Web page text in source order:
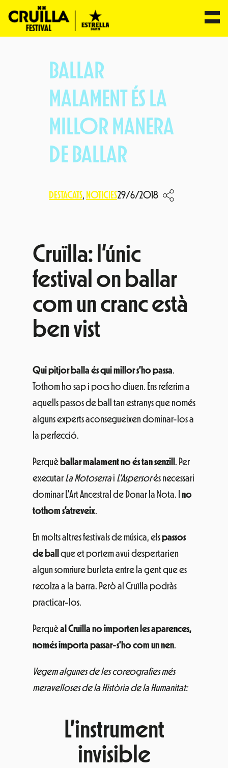
BALLAR
MALAMENT ÉS LA
MILLOR MANERA
DE BALLAR
DESTACATS, NOTICIES29/6/2018
Cruïlla: l’únic
festival on ballar
com un cranc està
ben vist
Qui pitjor balla és qui millor s’ho passa.
Tothom ho sap i pocs ho diuen. Ens referim a
aquells passos de ball tan estranys que només
alguns experts aconsegueixen dominar-los a
la perfecció.
Perquè ballar malament no és tan senzill . Per
executar La Motoserrai L’Aspersorés necessari
dominar L’Art Ancestral de Donar la Nota. I no
tothom s’atreveix.
En molts altres festivals de música, elspassos
de ball que et portem avui despertarien
algun somriure burleta entre la gent que es
recolza a la barra. Però al Cruïlla podràs
practicar-los.
Perquèal Cruïlla no importen les aparences,
només importa passar-s’ho com un nen.
Vegem algunes de les coreografies més
meravelloses de la Història de la Humanitat:
L’instrument
invisible